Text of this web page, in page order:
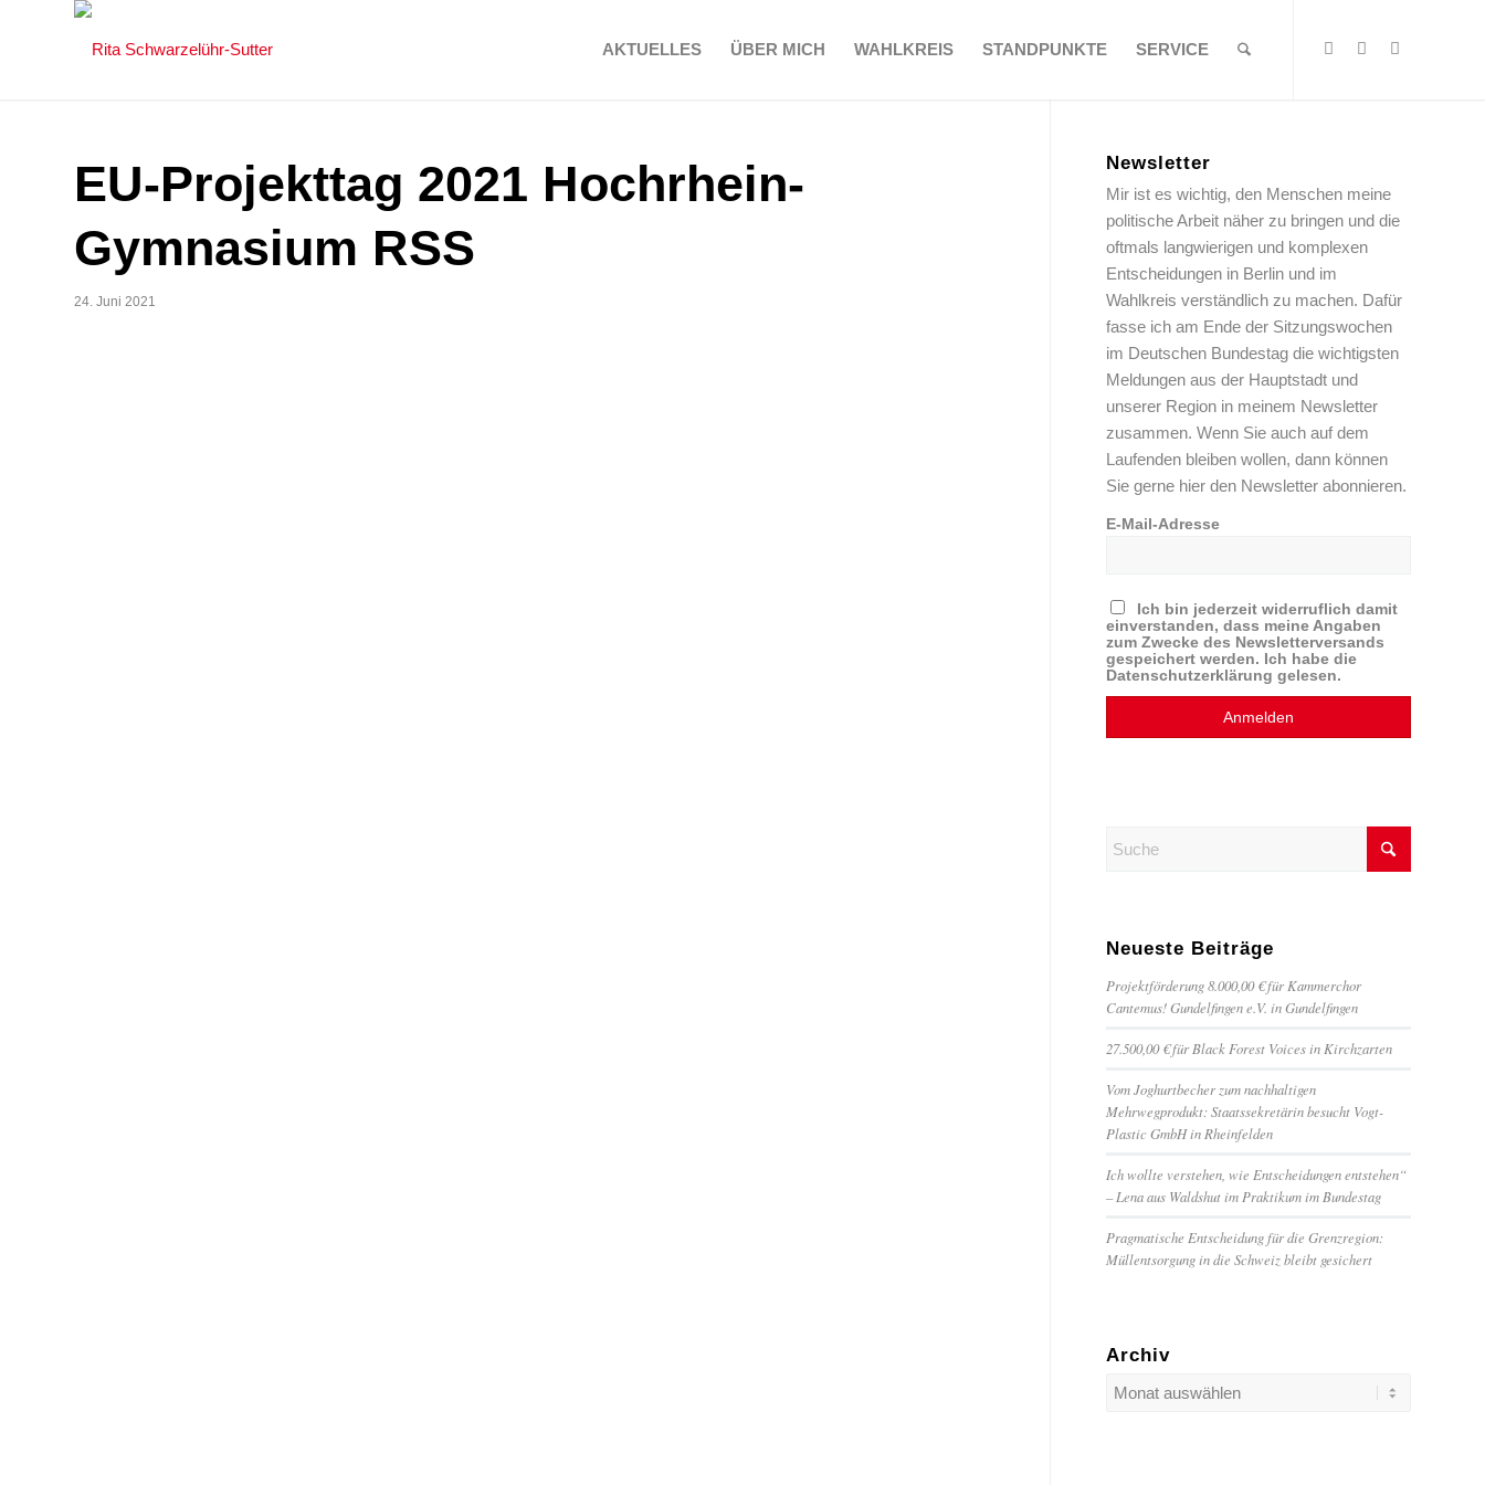
AKTUELLES ÜBER MICH WAHLKREIS STANDPUNKTE SERVICE
EU-Projekttag 2021 Hochrhein-
Gymnasium RSS
24. Juni 2021
Newsletter
Mir ist es wichtig, den Menschen meine
politische Arbeit näher zu bringen und die
oftmals langwierigen und komplexen
Entscheidungen in Berlin und im
Wahlkreis verständlich zu machen. Dafür
fasse ich am Ende der Sitzungswochen
im Deutschen Bundestag die wichtigsten
Meldungen aus der Hauptstadt und
unserer Region in meinem Newsletter
zusammen. Wenn Sie auch auf dem
Laufenden bleiben wollen, dann können
Sie gerne hier den Newsletter abonnieren.
E-Mail-Adresse
Ich bin jederzeit widerruflich damit
einverstanden, dass meine Angaben
zum Zwecke des Newsletterversands
gespeichert werden. Ich habe die
Datenschutzerklärung gelesen.
Neueste Beiträge
Projektförderung 8.000,00 € für Kammerchor
Cantemus! Gundelfingen e.V. in Gundelfingen
27.500,00 € für Black Forest Voices in Kirchzarten
Vom Joghurtbecher zum nachhaltigen
Mehrwegprodukt: Staatssekretärin besucht Vogt-
Plastic GmbH in Rheinfelden
Ich wollte verstehen, wie Entscheidungen entstehen“
– Lena aus Waldshut im Praktikum im Bundestag
Pragmatische Entscheidung für die Grenzregion:
Müllentsorgung in die Schweiz bleibt gesichert
Archiv